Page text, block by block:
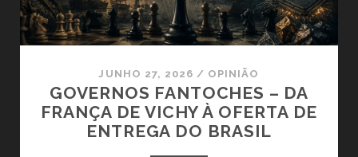
JUNHO 27, 2026 / OPINIÃO
GOVERNOS FANTOCHES – DA
FRANÇA DE VICHY À OFERTA DE
ENTREGA DO BRASIL